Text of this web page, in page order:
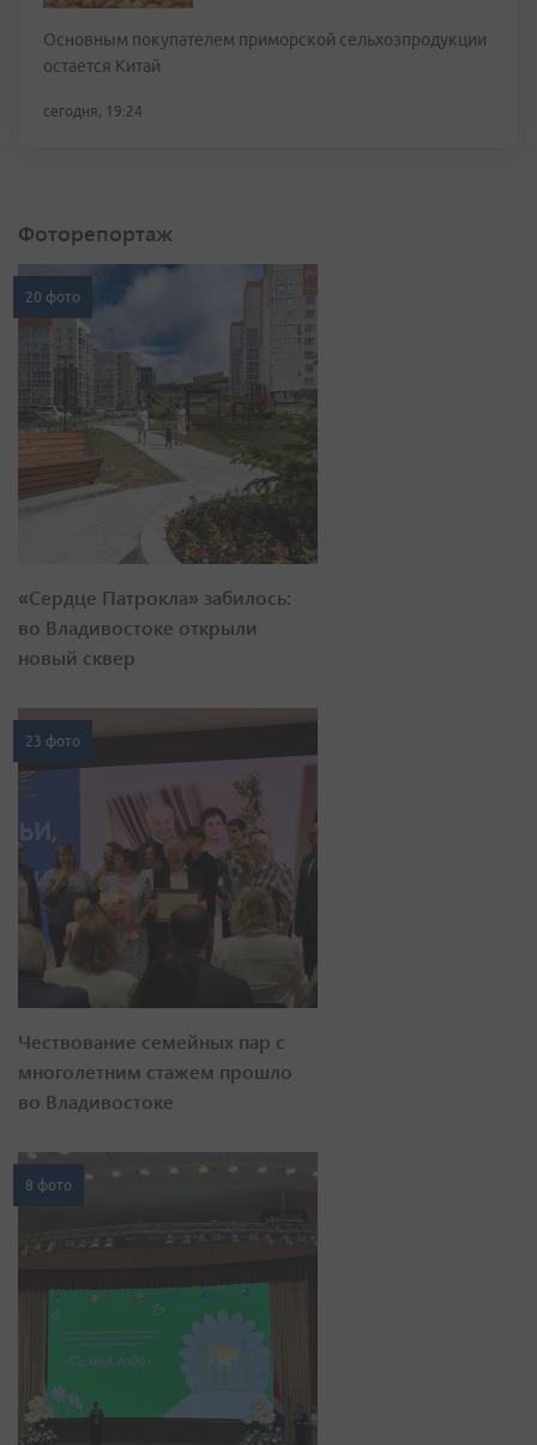
Основным покупателем приморской сельхозпродукции
остается Китай
сегодня, 19:24
Фоторепортаж
20 фото
«Сердце Патрокла» забилось:
во Владивостоке открыли
новый сквер
23 фото
Чествование семейных пар с
многолетним стажем прошло
во Владивостоке
8 фото